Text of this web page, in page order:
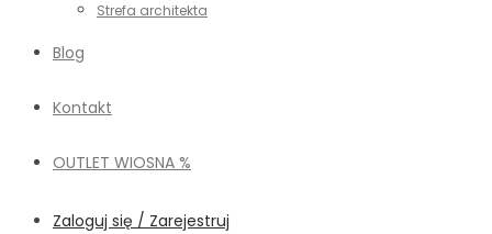
Strefa architekta
Blog
Kontakt
OUTLET WIOSNA %
Zaloguj się / Zarejestruj